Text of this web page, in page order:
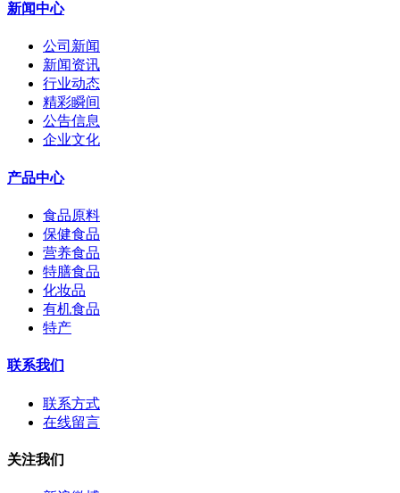
新闻中心
公司新闻
新闻资讯
行业动态
精彩瞬间
公告信息
企业文化
产品中心
食品原料
保健食品
营养食品
特膳食品
化妆品
有机食品
特产
联系我们
联系方式
在线留言
关注我们